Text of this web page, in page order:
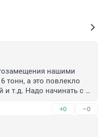
нашими
тонн, а это повлекло
и т.д. Надо начинать с
+0 –0